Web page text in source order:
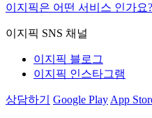
이지픽은 어떤 서비스 인가요?
이지픽 SNS 채널
이지픽 블로그
이지픽 인스타그램
상담하기 Google Play App